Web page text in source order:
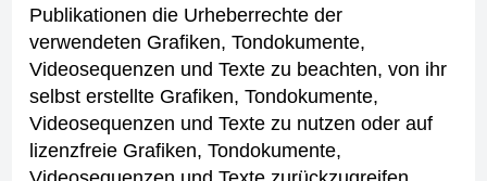
Publikationen die Urheberrechte der
verwendeten Grafiken, Tondokumente,
Videosequenzen und Texte zu beachten, von ihr
selbst erstellte Grafiken, Tondokumente,
Videosequenzen und Texte zu nutzen oder auf
lizenzfreie Grafiken, Tondokumente,